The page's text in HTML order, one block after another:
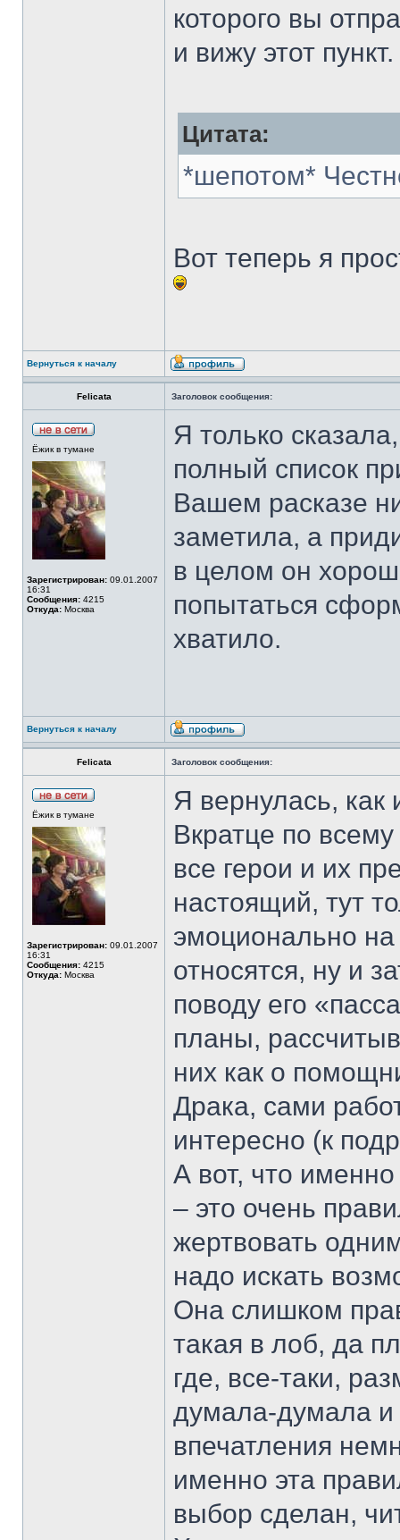
которого вы
и вижу этот пункт.
Цитата:
*шепотом*
Вот теперь я
Вернуться к началу
Felicata Заголовок сообщения:
Ёжик в тумане
Зарегистрирован: 09.01.2007
16:31
Сообщения: 4215
Откуда: Москва
Я только
полный список
Вашем расказе
заметила, а
в целом он
попытаться
хватило.
Вернуться к началу
Felicata Заголовок сообщения:
Ёжик в тумане
Зарегистрирован: 09.01.2007
16:31
Сообщения: 4215
Откуда: Москва
Я вернулась,
Вкратце по
все герои и их
настоящий, тут
эмоционально на
относятся, ну и
поводу его
планы,
них как о
Драка, сами
интересно (к
А вот, что
– это очень
жертвовать
надо искать
Она слишком
такая в лоб, да
где, все-таки,
думала-думала
впечатления
именно эта
выбор сделан,